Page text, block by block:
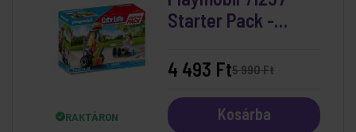
RAKTÁRON
Starter Pack -
5 990 Ft
4 493 Ft
Kosárba